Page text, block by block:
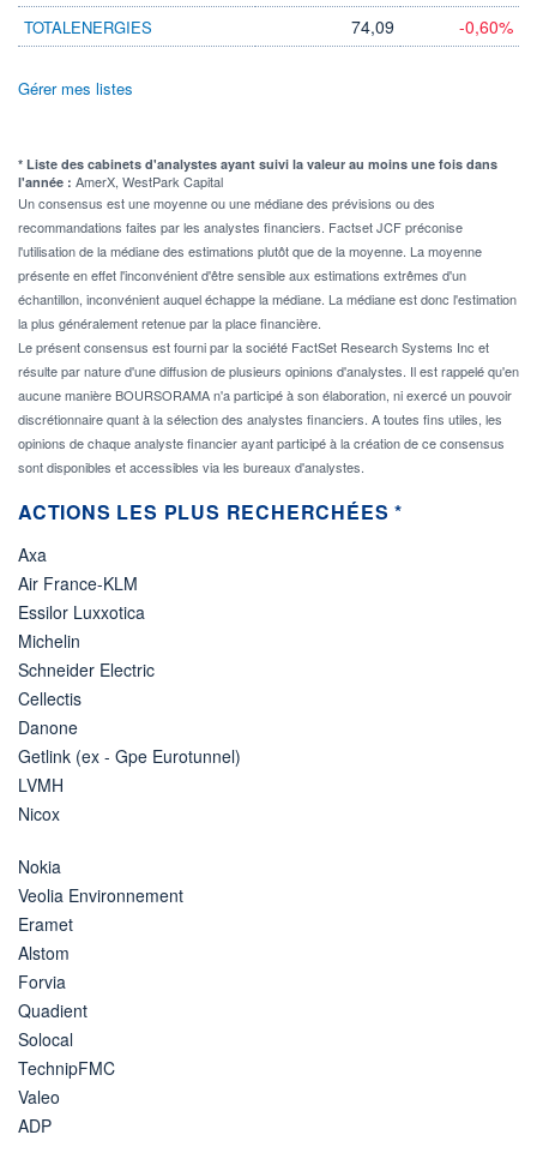
TOTALENERGIES 74,09 -0,60%
Gérer mes listes
* Liste des cabinets d'analystes ayant suivi la valeur au moins une fois dans
l'année : AmerX, WestPark Capital
Un consensus est une moyenne ou une médiane des prévisions ou des
recommandations faites par les analystes financiers. Factset JCF préconise
l'utilisation de la médiane des estimations plutôt que de la moyenne. La moyenne
présente en effet l'inconvénient d'être sensible aux estimations extrêmes d'un
échantillon, inconvénient auquel échappe la médiane. La médiane est donc l'estimation
la plus généralement retenue par la place financière.
Le présent consensus est fourni par la société FactSet Research Systems Inc et
résulte par nature d'une diffusion de plusieurs opinions d'analystes. Il est rappelé qu'en
aucune manière BOURSORAMA n'a participé à son élaboration, ni exercé un pouvoir
discrétionnaire quant à la sélection des analystes financiers. A toutes fins utiles, les
opinions de chaque analyste financier ayant participé à la création de ce consensus
sont disponibles et accessibles via les bureaux d'analystes.
ACTIONS LES PLUS RECHERCHÉES *
Axa
Air France-KLM
Essilor Luxxotica
Michelin
Schneider Electric
Cellectis
Danone
Getlink (ex - Gpe Eurotunnel)
LVMH
Nicox
Nokia
Veolia Environnement
Eramet
Alstom
Forvia
Quadient
Solocal
TechnipFMC
Valeo
ADP